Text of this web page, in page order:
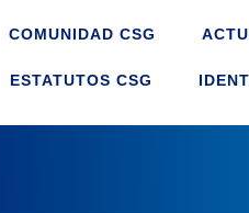
COMUNIDAD CSG
ESTATUTOS CSG